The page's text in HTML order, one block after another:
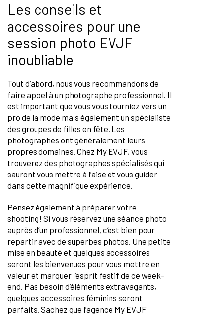
Les conseils et
accessoires pour une
session photo EVJF
inoubliable
Tout d’abord, nous vous recommandons de
faire appel à un photographe professionnel. Il
est important que vous vous tourniez vers un
pro de la mode mais également un spécialiste
des groupes de filles en fête. Les
photographes ont généralement leurs
propres domaines. Chez My EVJF, vous
trouverez des photographes spécialisés qui
sauront vous mettre à l’aise et vous guider
dans cette magnifique expérience.
Pensez également à préparer votre
shooting! Si vous réservez une séance photo
auprès d’un professionnel, c’est bien pour
repartir avec de superbes photos. Une petite
mise en beauté et quelques accessoires
seront les bienvenues pour vous mettre en
valeur et marquer l’esprit festif de ce week-
end. Pas besoin d’éléments extravagants,
quelques accessoires féminins seront
parfaits. Sachez que l’agence My EVJF